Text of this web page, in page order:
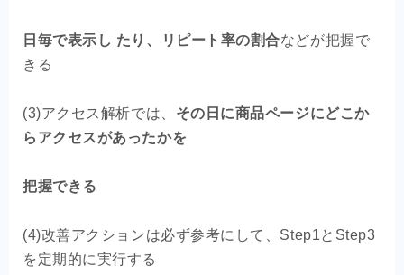
日毎で表示し たり、リピート率の割合などが把握で
きる
(3)アクセス解析では、 その日に商品ページにどこか
らアクセスがあったかを
把握できる
(4)改善アクションは必ず参考にして、Step1とStep3
を定期的に実行する